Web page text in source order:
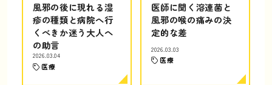
風邪の後に現れる湿
疹の種類と病院へ行
くべきか迷う大人へ
の助言
2026.03.04
医療
医師に聞く溶連菌と
風邪の喉の痛みの決
定的な差
2026.03.03
医療